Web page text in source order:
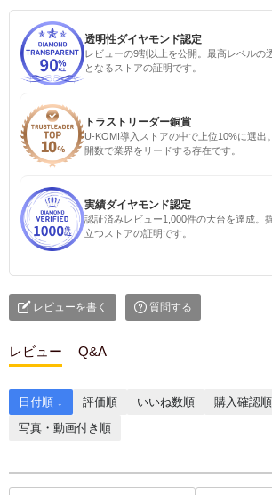
透明性ダイヤモンド認定
レビューの9割以上を公開。最高レベルの
となるストアの証明です。
トラストリーダー銅賞
U-KOMI導入ストアの中で上位10%に選出
開数で業界をリードする存在です。
実績ダイヤモンド認定
認証済みレビュー1,000件の大台を達成。
立つストアの証明です。
レビューを書く 質問する
レビュー Q&A
日付順 ↓ 評価順 いいね数順 購入確認順
写真・動画付き順